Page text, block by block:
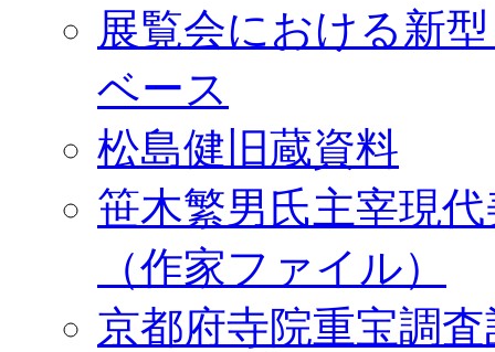
展覧会における新
ベース
松島健旧蔵資料
笹木繁男氏主宰現
（作家ファイル）
京都府寺院重宝調